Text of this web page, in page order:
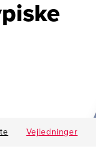
Vejledninger